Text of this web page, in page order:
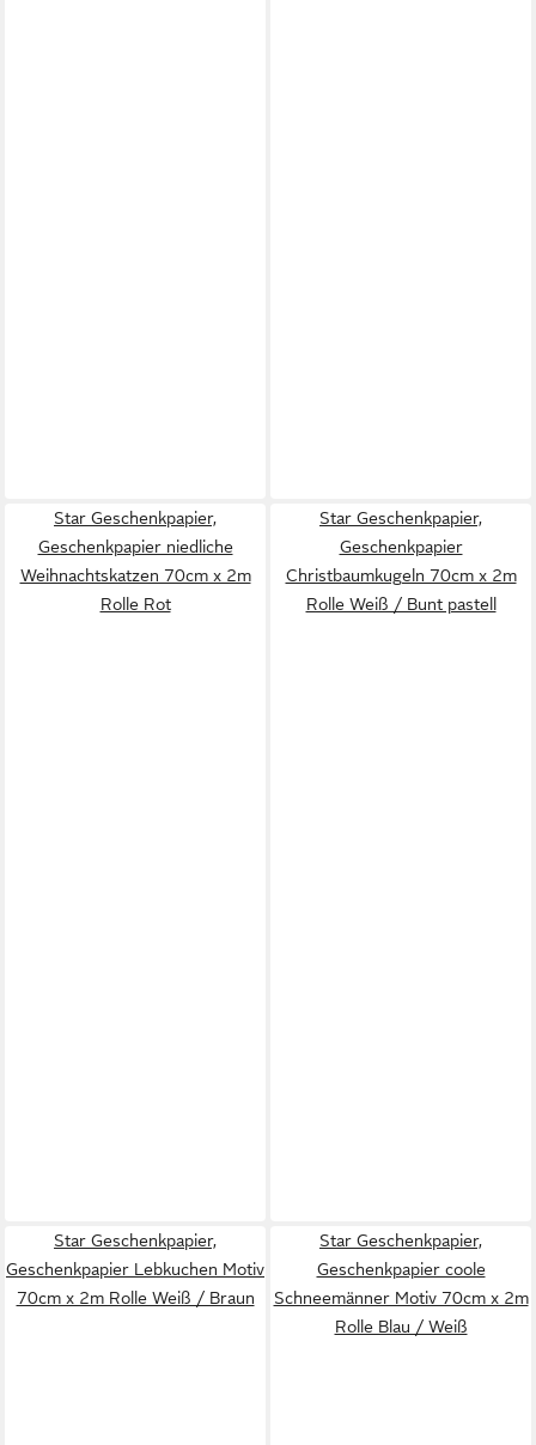
Star Geschenkpapier,
Geschenkpapier niedliche
Weihnachtskatzen 70cm x 2m
Rolle Rot
Star Geschenkpapier,
Geschenkpapier
Christbaumkugeln 70cm x 2m
Rolle Weiß / Bunt pastell
Star Geschenkpapier,
Geschenkpapier Lebkuchen Motiv
70cm x 2m Rolle Weiß / Braun
Star Geschenkpapier,
Geschenkpapier coole
Schneemänner Motiv 70cm x 2m
Rolle Blau / Weiß